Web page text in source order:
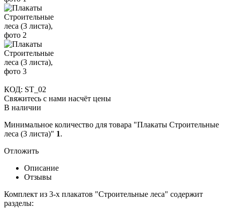
КОД: ST_02
Свяжитесь с нами насчёт цены
В наличии
Минимальное количество для товара "Плакаты Строительные
леса (3 листа)" 1.
Отложить
Описание
Отзывы
Комплект из 3-х плакатов "Строительные леса" содержит
разделы: